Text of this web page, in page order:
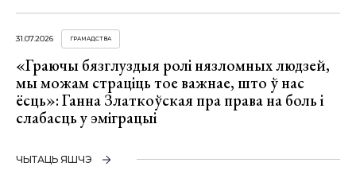
31.07.2026 ГРАМАДСТВА
«Граючы бязглуздыя ролі нязломных людзей,
мы можам страціць тое важнае, што ў нас
ёсць»: Ганна Златкоўская пра права на боль і
слабасць у эміграцыі
ЧЫТАЦЬ ЯШЧЭ